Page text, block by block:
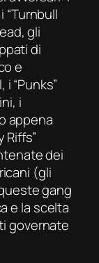
“Turnbull
gli
di
e
“Punks”
i
appena
Riffs”
dei
(gli
gang
e la scelta
governate